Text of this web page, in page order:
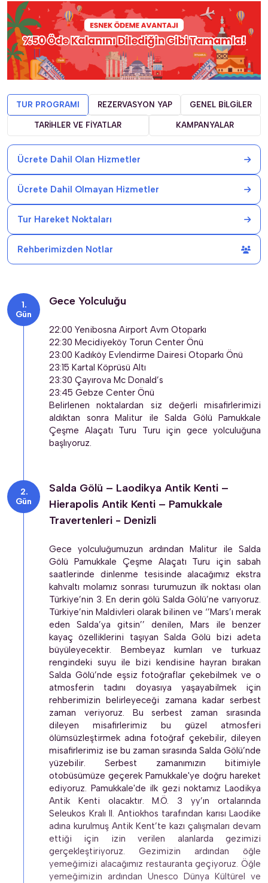
TUR PROGRAMI REZERVASYON YAP GENEL BİLGİLER
TARİHLER VE FİYATLAR KAMPANYALAR
Ücrete Dahil Olan Hizmetler
Ücrete Dahil Olmayan Hizmetler
Tur Hareket Noktaları
Rehberimizden Notlar
Gün
Gece Yolculuğu
22:00 Yenibosna Airport Avm Otoparkı
22:30 Mecidiyeköy Torun Center Önü
23:00 Kadıköy Evlendirme Dairesi Otoparkı Önü
23:15 Kartal Köprüsü Altı
23:30 Çayırova Mc Donald’s
23:45 Gebze Center Önü
Belirlenen noktalardan siz değerli misafirlerimizi
aldıktan sonra Malitur ile Salda Gölü Pamukkale
Çeşme Alaçatı Turu Turu için gece yolculuğuna
başlıyoruz.
Gün
Salda Gölü – Laodikya Antik Kenti –
Hierapolis Antik Kenti – Pamukkale
Travertenleri - Denizli
Gece yolculuğumuzun ardından Malitur ile Salda
Gölü Pamukkale Çeşme Alaçatı Turu için sabah
saatlerinde dinlenme tesisinde alacağımız ekstra
kahvaltı molamız sonrası turumuzun ilk noktası olan
Türkiye’nin 3. En derin gölü Salda Gölü’ne varıyoruz.
Türkiye’nin Maldivleri olarak bilinen ve ‘’Mars’ı merak
eden Salda’ya gitsin’’ denilen, Mars ile benzer
kayaç özelliklerini taşıyan Salda Gölü bizi adeta
büyüleyecektir. Bembeyaz kumları ve turkuaz
rengindeki suyu ile bizi kendisine hayran bırakan
Salda Gölü’nde eşsiz fotoğraflar çekebilmek ve o
atmosferin tadını doyasıya yaşayabilmek için
rehberimizin belirleyeceği zamana kadar serbest
zaman veriyoruz. Bu serbest zaman sırasında
dileyen misafirlerimiz bu güzel atmosferi
ölümsüzleştirmek adına fotoğraf çekebilir, dileyen
misafirlerimiz ise bu zaman sırasında Salda Gölü’nde
yüzebilir. Serbest zamanımızın bitimiyle
otobüsümüze geçerek Pamukkale'ye doğru hareket
ediyoruz. Pamukkale'de ilk gezi noktamız Laodikya
Antik Kenti olacaktır. M.Ö. 3 yy’ın ortalarında
Seleukos Kralı II. Antiokhos tarafından karısı Laodike
adına kurulmuş Antik Kent’te kazı çalışmaları devam
ettiği için izin verilen alanlarda gezimizi
gerçekleştiriyoruz. Gezimizin ardından öğle
yemeğimizi alacağımız restauranta geçiyoruz. Öğle
yemeğimizin ardından Unesco Dünya Kültürel ve